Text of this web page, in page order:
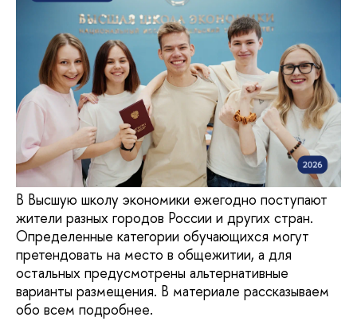
В Высшую школу экономики ежегодно поступают
жители разных городов России и других стран.
Определенные категории обучающихся могут
претендовать на место в общежитии, а для
остальных предусмотрены альтернативные
варианты размещения. В материале рассказываем
обо всем подробнее.